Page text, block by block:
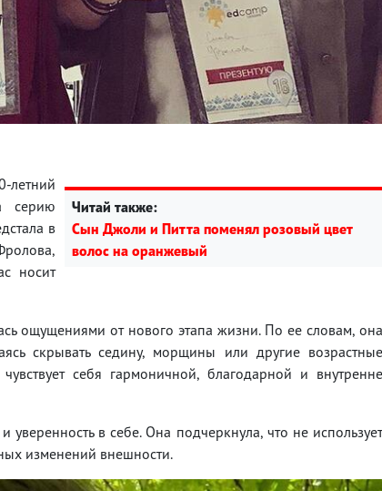
Читай также:
Сын Джоли и Питта поменял розовый цвет
волос на оранжевый
летний
серию
в
носит
ощущениями от нового этапа жизни. По ее словам, она
скрывать седину, морщины или другие возрастные
себя гармоничной, благодарной и внутренне
уверенность в себе. Она подчеркнула, что не использует
изменений внешности.